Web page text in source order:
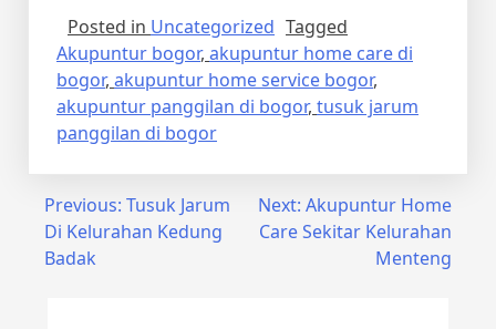
Posted in Uncategorized Tagged
Akupuntur bogor, akupuntur home care di
bogor, akupuntur home service bogor,
akupuntur panggilan di bogor, tusuk jarum
panggilan di bogor
Post
navigation
Previous: Tusuk Jarum
Di Kelurahan Kedung
Badak
Next: Akupuntur Home
Care Sekitar Kelurahan
Menteng